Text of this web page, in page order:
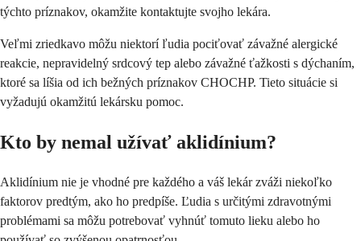
týchto príznakov, okamžite kontaktujte svojho lekára.
Veľmi zriedkavo môžu niektorí ľudia pociťovať závažné alergické
reakcie, nepravidelný srdcový tep alebo závažné ťažkosti s dýchaním,
ktoré sa líšia od ich bežných príznakov CHOCHP. Tieto situácie si
vyžadujú okamžitú lekársku pomoc.
Kto by nemal užívať aklidínium?
Aklidínium nie je vhodné pre každého a váš lekár zváži niekoľko
faktorov predtým, ako ho predpíše. Ľudia s určitými zdravotnými
problémami sa môžu potrebovať vyhnúť tomuto lieku alebo ho